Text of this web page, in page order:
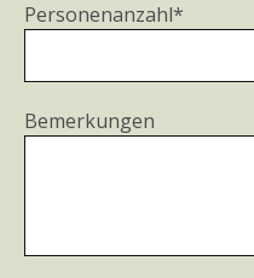
Personenanzahl*
Bemerkungen